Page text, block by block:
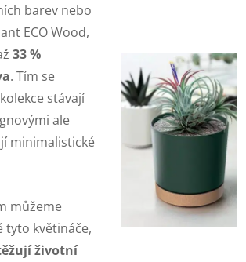
barev nebo
ECO Wood,
33 %
. Tím se
stávají
ale
minimalistické
můžeme
tyto květináče,
životní